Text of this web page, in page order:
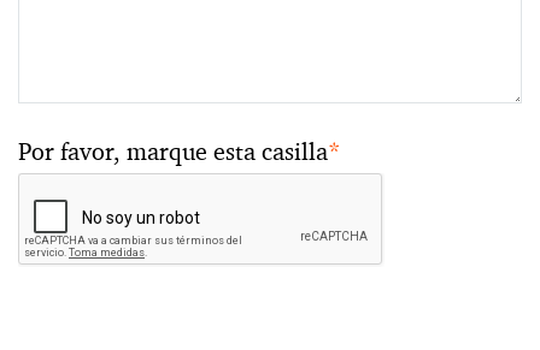
Por favor, marque esta casilla*